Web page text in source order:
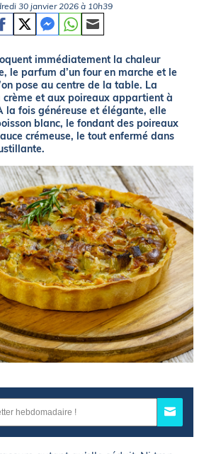
30 janvier 2026 à 10h39
immédiatement la chaleur
le parfum d’un four en marche et le
pose au centre de la table. La
et aux poireaux appartient à
la fois généreuse et élégante, elle
blanc, le fondant des poireaux
crémeuse, le tout enfermé dans